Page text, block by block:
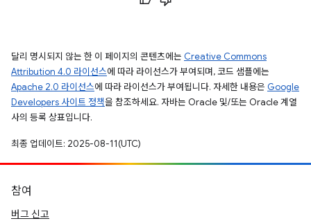
달리 명시되지 않는 한 이 페이지의 콘텐츠에는 Creative Commons
Attribution 4.0 라이선스에 따라 라이선스가 부여되며, 코드 샘플에는
Apache 2.0 라이선스에 따라 라이선스가 부여됩니다. 자세한 내용은 Google
Developers 사이트 정책을 참조하세요. 자바는 Oracle 및/또는 Oracle 계열
사의 등록 상표입니다.
최종 업데이트: 2025-08-11(UTC)
참여
버그 신고